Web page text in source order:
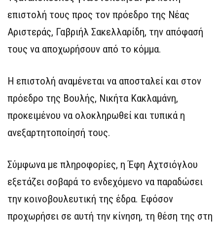
επιστολή τους προς τον πρόεδρο της Νέας
Αριστεράς, Γαβριήλ Σακελλαρίδη, την απόφασή
τους να αποχωρήσουν από το κόμμα.
Η επιστολή αναμένεται να αποσταλεί και στον
πρόεδρο της Βουλής, Νικήτα Κακλαμάνη,
προκειμένου να ολοκληρωθεί και τυπικά η
ανεξαρτητοποίησή τους.
Σύμφωνα με πληροφορίες, η Έφη Αχτσιόγλου
εξετάζει σοβαρά το ενδεχόμενο να παραδώσει
την κοινοβουλευτική της έδρα. Εφόσον
προχωρήσει σε αυτή την κίνηση, τη θέση της στη